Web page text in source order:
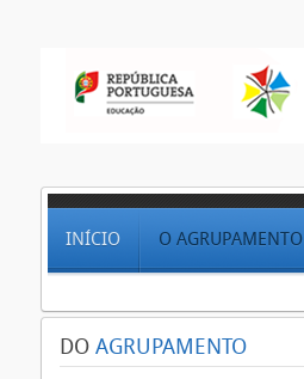
INÍCIO O AGRUPAMENTO
DO AGRUPAMENTO